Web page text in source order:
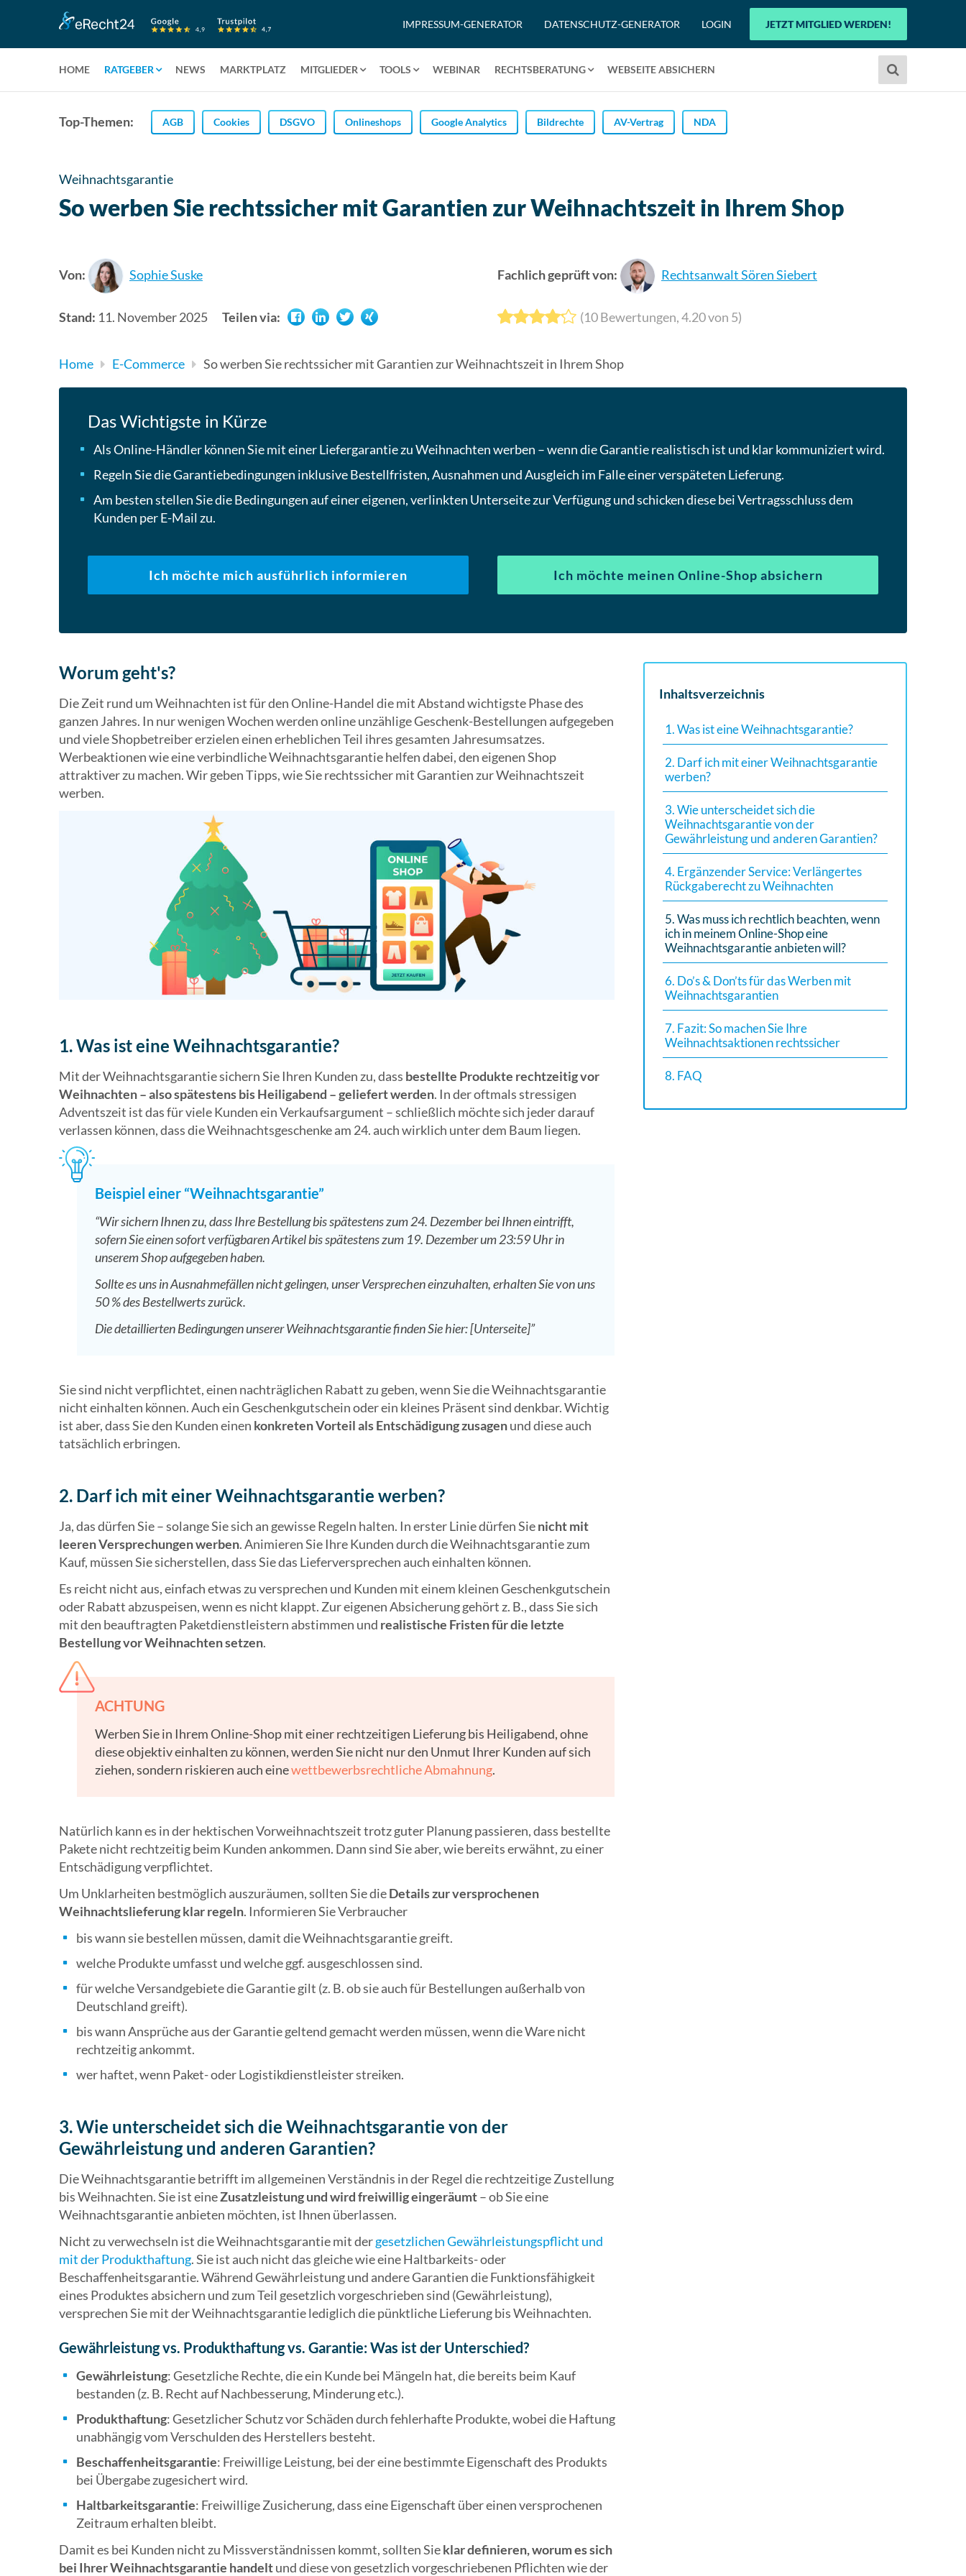
IMPRESSUM-GENERATOR DATENSCHUTZ-GENERATOR LOGIN JETZT MITGLIED WERDEN!
HOME RATGEBER NEWS MARKTPLATZ MITGLIEDER TOOLS WEBINAR RECHTSBERATUNG WEBSEITE ABSICHERN
Verwende
die
Suchergebnis
von
Top-Themen: AGB Cookies DSGVO Onlineshops Google Analytics Bildrechte AV-Vertrag NDA
Weihnachtsgarantie
So werben Sie rechtssicher mit Garantien zur Weihnachtszeit in Ihrem Shop
Von: Sophie Suske Fachlich geprüft von: Rechtsanwalt Sören Siebert
Stand: 11. November 2025 Teilen via: (10Bewertungen,4.20von 5)
Home E-Commerce So werben Sie rechtssicher mit Garantien zur Weihnachtszeit in Ihrem Shop
Das Wichtigste in Kürze
Als Online-Händler können Sie mit einer Liefergarantie zu Weihnachten werben – wenn die Garantie realistisch ist und klar kommuniziert wird.
Regeln Sie die Garantiebedingungen inklusive Bestellfristen, Ausnahmen und Ausgleich im Falle einer verspäteten Lieferung.
Am besten stellen Sie die Bedingungen auf einer eigenen, verlinkten Unterseite zur Verfügung und schicken diese bei Vertragsschluss dem
Kunden per E-Mail zu.
Ich möchte mich ausführlich informieren Ich möchte meinen Online-Shop absichern
Inhaltsverzeichnis
1. Was ist eine Weihnachtsgarantie?
2. Darf ich mit einer Weihnachtsgarantie
werben?
3. Wie unterscheidet sich die
Weihnachtsgarantie von der
Gewährleistung und anderen Garantien?
4. Ergänzender Service: Verlängertes
Rückgaberecht zu Weihnachten
5. Was muss ich rechtlich beachten, wenn
ich in meinem Online-Shop eine
Weihnachtsgarantie anbieten will?
6. Do’s & Don’ts für das Werben mit
Weihnachtsgarantien
7. Fazit: So machen Sie Ihre
Weihnachtsaktionen rechtssicher
8. FAQ
Worum geht's?
Die Zeit rund um Weihnachten ist für den Online-Handel die mit Abstand wichtigste Phase des
ganzen Jahres. In nur wenigen Wochen werden online unzählige Geschenk-Bestellungen aufgegeben
und viele Shopbetreiber erzielen einen erheblichen Teil ihres gesamten Jahresumsatzes.
Werbeaktionen wie eine verbindliche Weihnachtsgarantie helfen dabei, den eigenen Shop
attraktiver zu machen. Wir geben Tipps, wie Sie rechtssicher mit Garantien zur Weihnachtszeit
werben.
1. Was ist eine Weihnachtsgarantie?
Mit der Weihnachtsgarantie sichern Sie Ihren Kunden zu, dass bestellte Produkte rechtzeitig vor
Weihnachten – also spätestens bis Heiligabend – geliefert werden. In der oftmals stressigen
Adventszeit ist das für viele Kunden ein Verkaufsargument – schließlich möchte sich jeder darauf
verlassen können, dass die Weihnachtsgeschenke am 24. auch wirklich unter dem Baum liegen.
Beispiel einer “Weihnachtsgarantie”
“Wir sichern Ihnen zu, dass Ihre Bestellung bis spätestens zum 24. Dezember bei Ihnen eintrifft,
sofern Sie einen sofort verfügbaren Artikel bis spätestens zum 19. Dezember um 23:59 Uhr in
unserem Shop aufgegeben haben.
Sollte es uns in Ausnahmefällen nicht gelingen, unser Versprechen einzuhalten, erhalten Sie von uns
50 % des Bestellwerts zurück.
Die detaillierten Bedingungen unserer Weihnachtsgarantie finden Sie hier: [Unterseite]”
Sie sind nicht verpflichtet, einen nachträglichen Rabatt zu geben, wenn Sie die Weihnachtsgarantie
nicht einhalten können. Auch ein Geschenkgutschein oder ein kleines Präsent sind denkbar. Wichtig
ist aber, dass Sie den Kunden einen konkreten Vorteil als Entschädigung zusagenund diese auch
tatsächlich erbringen.
2. Darf ich mit einer Weihnachtsgarantie werben?
Ja, das dürfen Sie – solange Sie sich an gewisse Regeln halten. In erster Linie dürfen Sienicht mit
leeren Versprechungen werben. Animieren Sie Ihre Kunden durch die Weihnachtsgarantie zum
Kauf, müssen Sie sicherstellen, dass Sie das Lieferversprechen auch einhalten können.
Es reicht nicht aus, einfach etwas zu versprechen und Kunden mit einem kleinen Geschenkgutschein
oder Rabatt abzuspeisen, wenn es nicht klappt. Zur eigenen Absicherung gehört z. B., dass Sie sich
mit den beauftragten Paketdienstleistern abstimmen und realistische Fristen für die letzte
Bestellung vor Weihnachten setzen.
ACHTUNG
Werben Sie in Ihrem Online-Shop mit einer rechtzeitigen Lieferung bis Heiligabend, ohne
diese objektiv einhalten zu können, werden Sie nicht nur den Unmut Ihrer Kunden auf sich
ziehen, sondern riskieren auch einewettbewerbsrechtliche Abmahnung.
Natürlich kann es in der hektischen Vorweihnachtszeit trotz guter Planung passieren, dass bestellte
Pakete nicht rechtzeitig beim Kunden ankommen. Dann sind Sie aber, wie bereits erwähnt, zu einer
Entschädigung verpflichtet.
Um Unklarheiten bestmöglich auszuräumen, sollten Sie dieDetails zur versprochenen
Weihnachtslieferung klar regeln. Informieren Sie Verbraucher
bis wann sie bestellen müssen, damit die Weihnachtsgarantie greift.
welche Produkte umfasst und welche ggf. ausgeschlossen sind.
für welche Versandgebiete die Garantie gilt (z. B. ob sie auch für Bestellungen außerhalb von
Deutschland greift).
bis wann Ansprüche aus der Garantie geltend gemacht werden müssen, wenn die Ware nicht
rechtzeitig ankommt.
wer haftet, wenn Paket- oder Logistikdienstleister streiken.
3. Wie unterscheidet sich die Weihnachtsgarantie von der
Gewährleistung und anderen Garantien?
Die Weihnachtsgarantie betrifft im allgemeinen Verständnis in der Regel die rechtzeitige Zustellung
bis Weihnachten. Sie ist eineZusatzleistung und wird freiwillig eingeräumt– ob Sie eine
Weihnachtsgarantie anbieten möchten, ist Ihnen überlassen.
Nicht zu verwechseln ist die Weihnachtsgarantie mit dergesetzlichen Gewährleistungspflicht und
mit der Produkthaftung. Sie ist auch nicht das gleiche wie eine Haltbarkeits- oder
Beschaffenheitsgarantie. Während Gewährleistung und andere Garantien die Funktionsfähigkeit
eines Produktes absichern und zum Teil gesetzlich vorgeschrieben sind (Gewährleistung),
versprechen Sie mit der Weihnachtsgarantie lediglich die pünktliche Lieferung bis Weihnachten.
Gewährleistung vs. Produkthaftung vs. Garantie: Was ist der Unterschied?
Gewährleistung: Gesetzliche Rechte, die ein Kunde bei Mängeln hat, die bereits beim Kauf
bestanden (z. B. Recht auf Nachbesserung, Minderung etc.).
Produkthaftung: Gesetzlicher Schutz vor Schäden durch fehlerhafte Produkte, wobei die Haftung
unabhängig vom Verschulden des Herstellers besteht.
Beschaffenheitsgarantie: Freiwillige Leistung, bei der eine bestimmte Eigenschaft des Produkts
bei Übergabe zugesichert wird.
Haltbarkeitsgarantie: Freiwillige Zusicherung, dass eine Eigenschaft über einen versprochenen
Zeitraum erhalten bleibt.
Damit es bei Kunden nicht zu Missverständnissen kommt, sollten Sieklar definieren, worum es sich
bei Ihrer Weihnachtsgarantie handeltund diese von gesetzlich vorgeschriebenen Pflichten wie der